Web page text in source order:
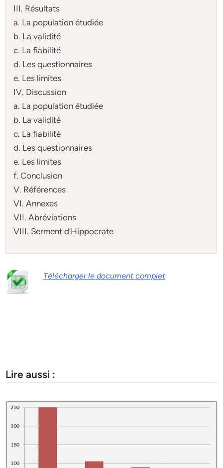
III. Résultats
a. La population étudiée
b. La validité
c. La fiabilité
d. Les questionnaires
e. Les limites
IV. Discussion
a. La population étudiée
b. La validité
c. La fiabilité
d. Les questionnaires
e. Les limites
f. Conclusion
V. Références
VI. Annexes
VII. Abréviations
VIII. Serment d’Hippocrate
Télécharger le document complet
Lire aussi :